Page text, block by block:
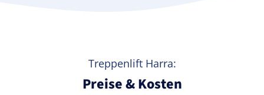
Treppenlift Harra:
Preise & Kosten